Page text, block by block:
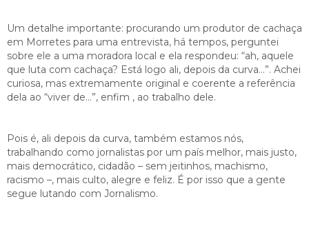
Um detalhe importante: procurando um produtor de cachaça
em Morretes para uma entrevista, há tempos, perguntei
sobre ele a uma moradora local e ela respondeu: “ah, aquele
que luta com cachaça? Está logo ali, depois da curva…”. Achei
curiosa, mas extremamente original e coerente a referência
dela ao “viver de…”, enfim , ao trabalho dele.
Pois é, ali depois da curva, também estamos nós,
trabalhando como jornalistas por um país melhor, mais justo,
mais democrático, cidadão – sem jeitinhos, machismo,
racismo –, mais culto, alegre e feliz. É por isso que a gente
segue lutando com Jornalismo.